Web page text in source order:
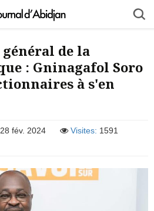
de la
: Gninagafol Soro
à s'en
fév. 2024 Visites: 1591